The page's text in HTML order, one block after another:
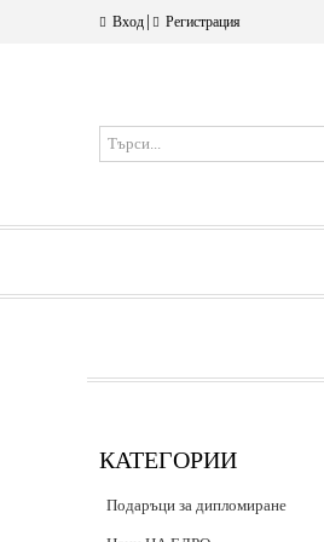
Вход Регистрация
КАТЕГОРИИ
Подаръци за дипломиране